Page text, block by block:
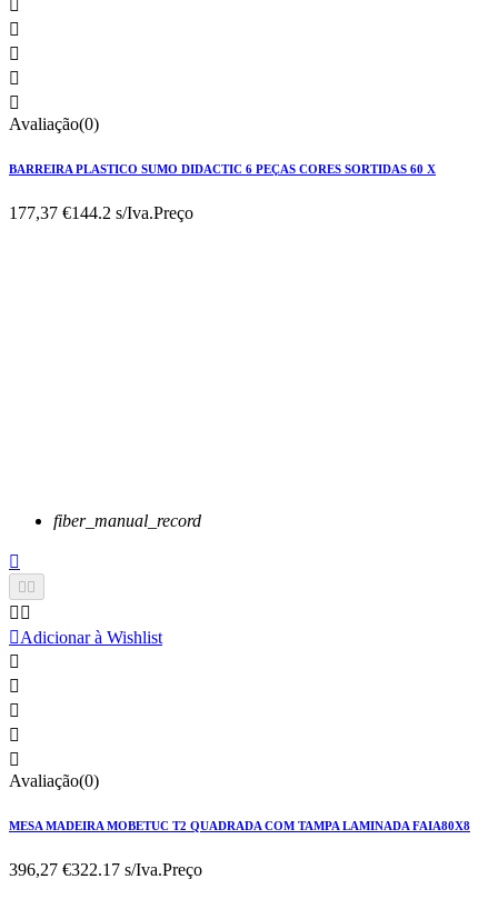





Avaliação(0)
BARREIRA PLASTICO SUMO DIDACTIC 6 PEÇAS CORES SORTIDAS 60 X
177,37 €144.2 s/Iva.Preço
fiber_manual_record

 
 
Adicionar à Wishlist





Avaliação(0)
MESA MADEIRA MOBETUC T2 QUADRADA COM TAMPA LAMINADA FAIA80X8
396,27 €322.17 s/Iva.Preço